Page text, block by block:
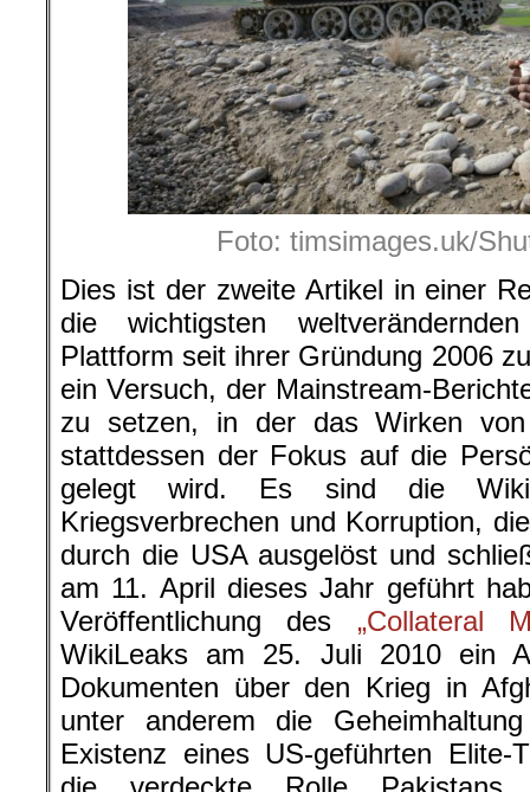
Foto: timsimages.uk/
Dies ist der zweite Artikel in einer
die wichtigsten
Plattform seit ihrer Gründung 2006
ein Versuch, der Mainstream-
zu setzen, in der das Wirken
stattdessen der Fokus auf die
gelegt wird. Es sind die
Kriegsverbrechen und Korruption,
durch die USA ausgelöst und
am 11. April dieses Jahr geführt
Veröffentlichung des „Collateral
WikiLeaks am 25. Juli 2010 ein
Dokumenten über den Krieg in
unter anderem die
Existenz eines US-geführten Elite-